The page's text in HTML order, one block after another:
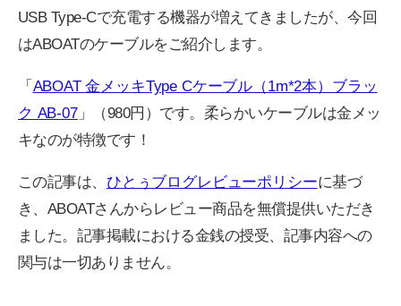
USB Type-Cで充電する機器が増えてきましたが、今回
はABOATのケーブルをご紹介します。
「 ABOAT 金メッキType Cケーブル（1m*2本）ブラッ
ク AB-07」（980円）です。柔らかいケーブルは金メッ
キなのが特徴です！
この記事は、 ひとぅブログレビューポリシーに基づ
き、ABOATさんからレビュー商品を無償提供いただき
ました。記事掲載における金銭の授受、記事内容への
関与は一切ありません。